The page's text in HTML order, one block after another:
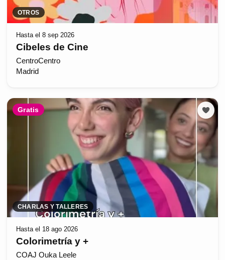
OTROS
Hasta el 8 sep 2026
Cibeles de Cine
CentroCentro
Madrid
Gratis
CHARLAS Y TALLERES
Hasta el 18 ago 2026
Colorimetría y +
COAJ Ouka Leele